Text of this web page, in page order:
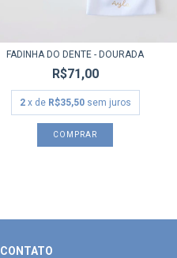
FADINHA DO DENTE - DOURADA
R$71,00
2 x de R$35,50 sem juros
CONTATO